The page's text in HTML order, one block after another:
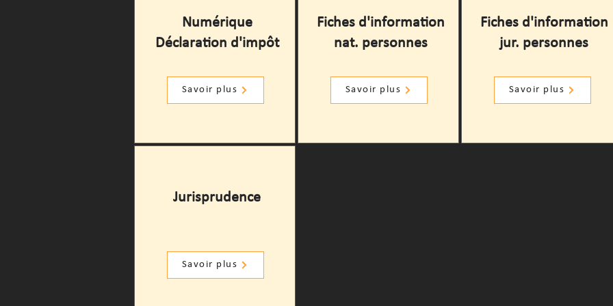
Numérique
Déclaration d'impôt
Savoir plus
Jurisprudence
Savoir plus
Fiches d'information
nat. personnes
Savoir plus
Fiches d'information
jur. personnes
Savoir plus